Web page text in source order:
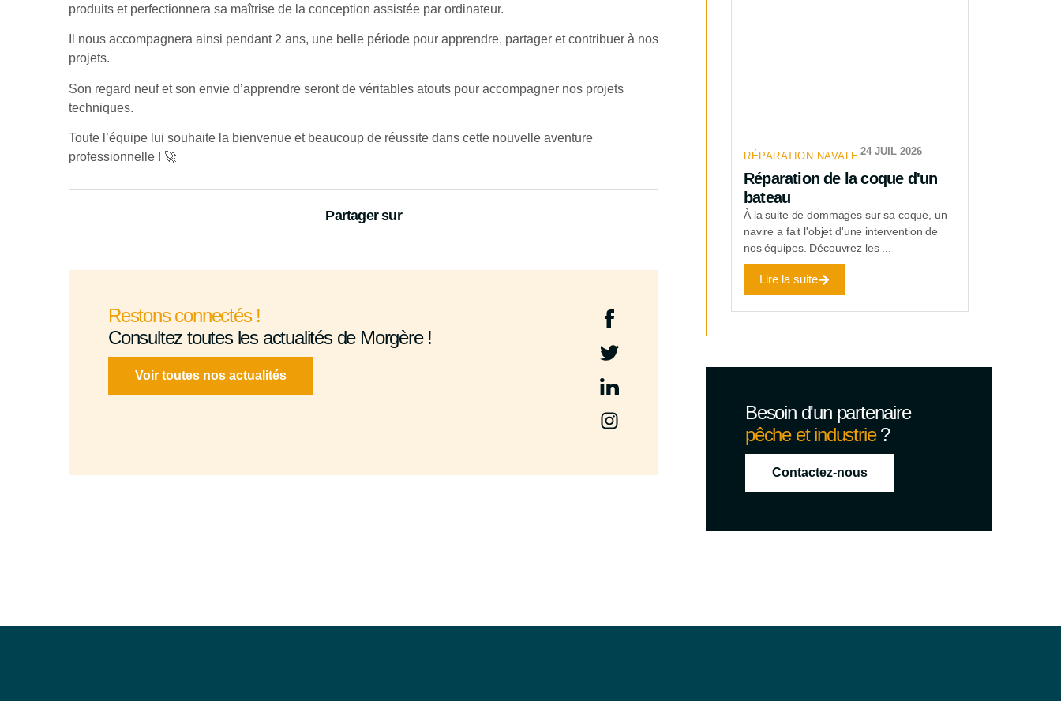
produits et perfectionnera sa maîtrise de la conception assistée par ordinateur.
Il nous accompagnera ainsi pendant 2 ans, une belle période pour apprendre, partager et contribuer à nos
projets.
Son regard neuf et son envie d’apprendre seront de véritables atouts pour accompagner nos projets
techniques.
Toute l’équipe lui souhaite la bienvenue et beaucoup de réussite dans cette nouvelle aventure
professionnelle ! 🚀
Partager sur
Restons connectés !
Consultez toutes les actualités de Morgère !
Voir toutes nos actualités
RÉPARATION NAVALE 24 JUIL 2026
Réparation de la coque d'un
bateau
À la suite de dommages sur sa coque, un
navire a fait l'objet d'une intervention de
nos équipes. Découvrez les ...
Lire la suite
Besoin d'un partenaire
pêche et industrie?
Contactez-nous